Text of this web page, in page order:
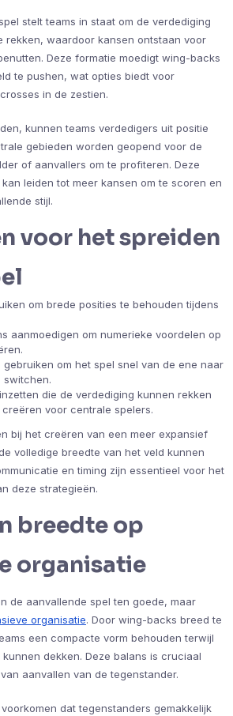
stelt teams in staat om de verdediging
rekken, waardoor kansen ontstaan voor
Deze formatie moedigt wing-backs
te pushen, wat opties biedt voor
in de zestien.
kunnen teams verdedigers uit positie
gebieden worden geopend voor de
of aanvallers om te profiteren. Deze
leiden tot meer kansen om te scoren en
stijl.
voor het spreiden
om brede posities te behouden tijdens
aanmoedigen om numerieke voordelen op
gebruiken om het spel snel van de ene naar
switchen.
die de verdediging kunnen rekken
voor centrale spelers.
bij het creëren van een meer expansief
volledige breedte van het veld kunnen
en timing zijn essentieel voor het
deze strategieën.
breedte op
organisatie
de aanvallende spel ten goede, maar
organisatie. Door wing-backs breed te
een compacte vorm behouden terwijl
dekken. Deze balans is cruciaal
aanvallen van de tegenstander.
dat tegenstanders gemakkelijk